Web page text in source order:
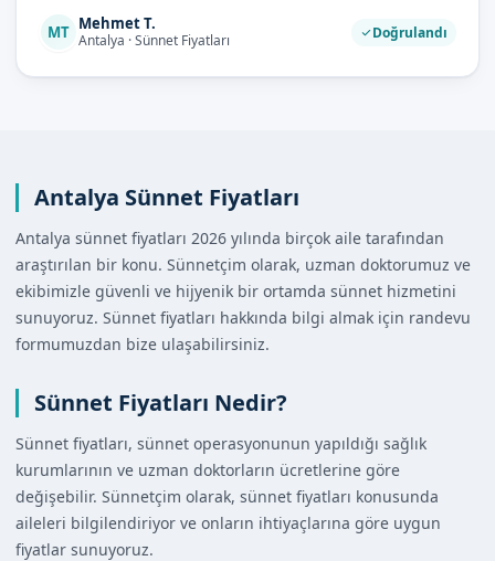
MT Mehmet T.
Antalya · Sünnet Fiyatları Doğrulandı
Antalya Sünnet Fiyatları
Antalya sünnet fiyatları 2026 yılında birçok aile tarafından
araştırılan bir konu. Sünnetçim olarak, uzman doktorumuz ve
ekibimizle güvenli ve hijyenik bir ortamda sünnet hizmetini
sunuyoruz. Sünnet fiyatları hakkında bilgi almak için randevu
formumuzdan bize ulaşabilirsiniz.
Sünnet Fiyatları Nedir?
Sünnet fiyatları, sünnet operasyonunun yapıldığı sağlık
kurumlarının ve uzman doktorların ücretlerine göre
değişebilir. Sünnetçim olarak, sünnet fiyatları konusunda
aileleri bilgilendiriyor ve onların ihtiyaçlarına göre uygun
fiyatlar sunuyoruz.